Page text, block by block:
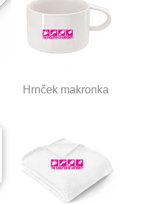
Hrnček makronka